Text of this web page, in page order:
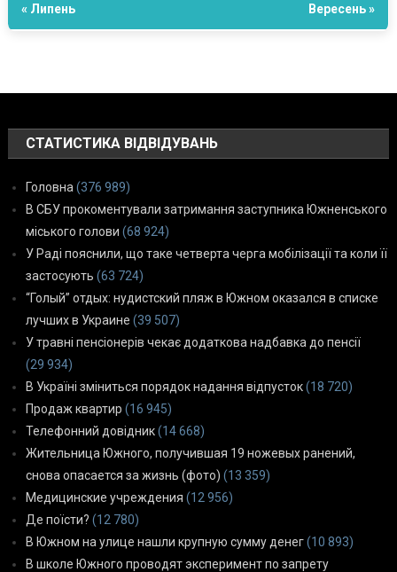
« Липень Вересень »
СТАТИСТИКА ВІДВІДУВАНЬ
Головна (376 989)
В СБУ прокоментували затримання заступника Южненського
міського голови (68 924)
У Раді пояснили, що таке четверта черга мобілізації та коли її
застосують (63 724)
“Голый” отдых: нудистский пляж в Южном оказался в списке
лучших в Украине (39 507)
У травні пенсіонерів чекає додаткова надбавка до пенсії
(29 934)
В Україні зміниться порядок надання відпусток(18 720)
Продаж квартир (16 945)
Телефонний довідник(14 668)
Жительница Южного, получившая 19 ножевых ранений,
снова опасается за жизнь (фото) (13 359)
Медицинские учреждения (12 956)
Де поїсти? (12 780)
В Южном на улице нашли крупную сумму денег(10 893)
В школе Южного проводят эксперимент по запрету